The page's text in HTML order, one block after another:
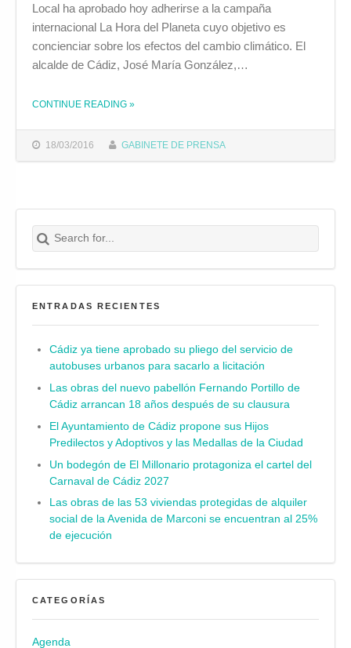
18/03/2016 GABINETE DE PRENSA
Local ha aprobado hoy adherirse a la campaña
internacional La Hora del Planeta cuyo objetivo es
concienciar sobre los efectos del cambio climático. El
alcalde de Cádiz, José María González,…
CONTINUE READING THE "EL AYUNTAMIENTO DE CÁDIZ SE SUMA A LA CAMPAÑA LA HORA DEL PLANETA"
»
Search for:
Buscar
ENTRADAS RECIENTES
Cádiz ya tiene aprobado su pliego del servicio de
autobuses urbanos para sacarlo a licitación
Las obras del nuevo pabellón Fernando Portillo de
Cádiz arrancan 18 años después de su clausura
El Ayuntamiento de Cádiz propone sus Hijos
Predilectos y Adoptivos y las Medallas de la Ciudad
Un bodegón de El Millonario protagoniza el cartel del
Carnaval de Cádiz 2027
Las obras de las 53 viviendas protegidas de alquiler
social de la Avenida de Marconi se encuentran al 25%
de ejecución
CATEGORÍAS
Agenda